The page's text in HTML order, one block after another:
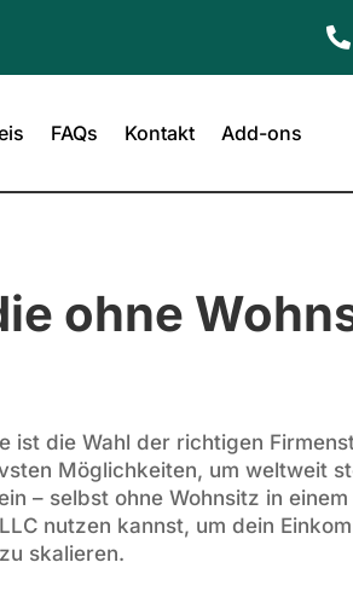

FAQs Kontakt Add-ons
ohne
ist die Wahl der richtigen
Möglichkeiten, um weltweit
– selbst ohne Wohnsitz in
nutzen kannst, um dein
skalieren.